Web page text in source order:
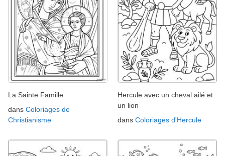
La Sainte Famille
dans Coloriages de
Christianisme
Hercule avec un cheval ailé et
un lion
dans Coloriages d'Hercule